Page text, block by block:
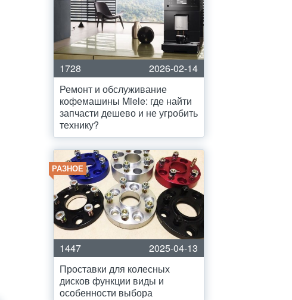
1728
2026-02-14
Ремонт и обслуживание
кофемашины Miele: где найти
запчасти дешево и не угробить
технику?
РАЗНОЕ
1447
2025-04-13
Проставки для колесных
дисков функции виды и
особенности выбора